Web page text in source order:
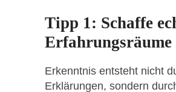
Tipp 1: Schaffe
Erfahrungsräume
Erkenntnis entsteht nicht
Erklärungen, sondern